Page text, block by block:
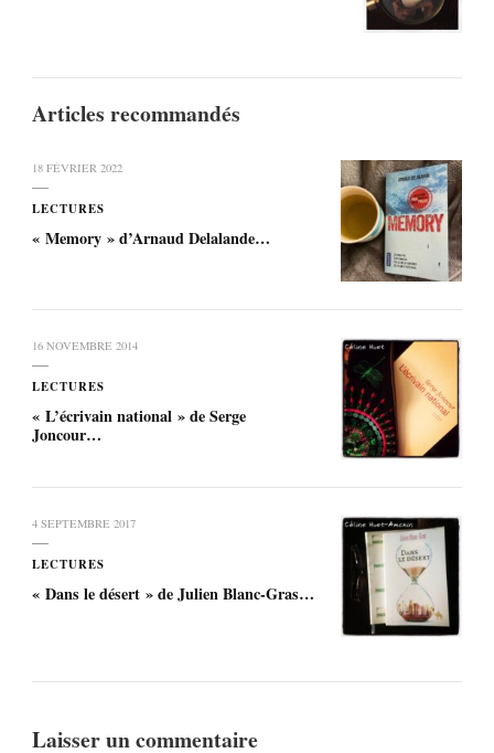
Articles recommandés
18 FÉVRIER 2022
LECTURES
« Memory » d’Arnaud Delalande…
16 NOVEMBRE 2014
LECTURES
« L’écrivain national » de Serge
Joncour…
4 SEPTEMBRE 2017
LECTURES
« Dans le désert » de Julien Blanc-Gras…
Laisser un commentaire